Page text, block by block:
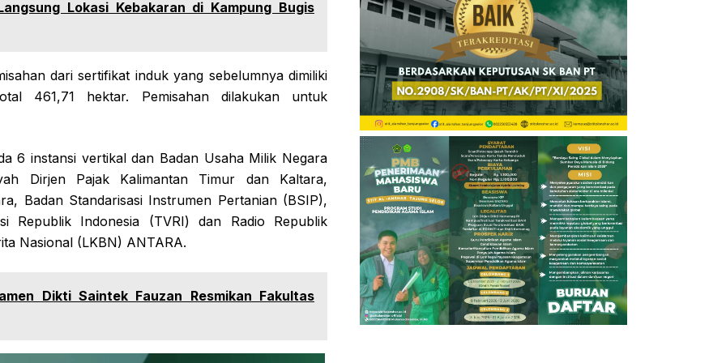
Lokasi Kebakaran di Kampung Bugis
dari sertifikat induk yang sebelumnya dimiliki
461,71 hektar. Pemisahan dilakukan untuk
6 instansi vertikal dan Badan Usaha Milik Negara
Dirjen Pajak Kalimantan Timur dan Kaltara,
Badan Standarisasi Instrumen Pertanian (BSIP),
Republik Indonesia (TVRI) dan Radio Republik
Nasional (LKBN) ANTARA.
Dikti Saintek Fauzan Resmikan Fakultas